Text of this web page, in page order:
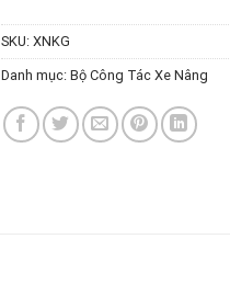
SKU: XNKG
Danh mục: Bộ Công Tác Xe Nâng